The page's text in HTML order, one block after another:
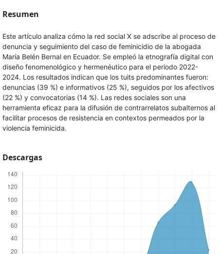
Resumen
Este artículo analiza cómo la red social X se adscribe al proceso de
denuncia y seguimiento del caso de feminicidio de la abogada
María Belén Bernal en Ecuador. Se empleó la etnografía digital con
diseño fenomenológico y hermenéutico para el periodo 2022-
2024. Los resultados indican que los tuits predominantes fueron:
denuncias (39 %) e informativos (25 %), seguidos por los afectivos
(22 %) y convocatorias (14 %). Las redes sociales son una
herramienta eficaz para la difusión de contrarrelatos subalternos al
facilitar procesos de resistencia en contextos permeados por la
violencia feminicida.
Descargas